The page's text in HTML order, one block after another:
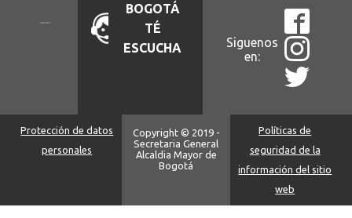
BOGOTÁ
TÉ
ESCUCHA
Siguenos
en:
Protección de datos
personales
Copyright © 2019 -
Secretaria General
Alcaldia Mayor de
Bogotá
Políticas de
seguridad de la
información del sitio
web